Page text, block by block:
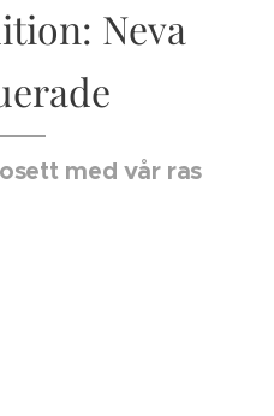
Neva
med vår ras